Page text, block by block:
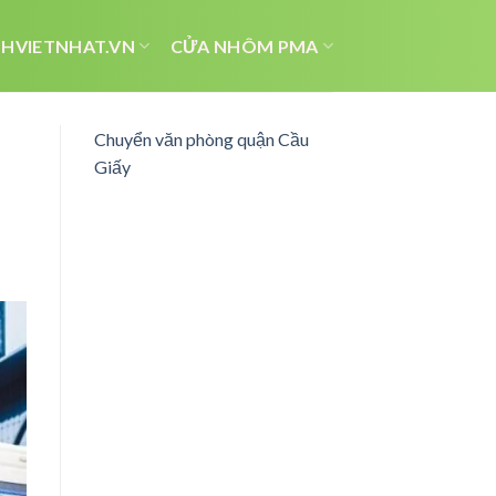
CỬA NHÔM PMA
Chuyển văn phòng quận Cầu
Giấy